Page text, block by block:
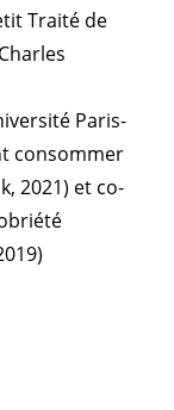
Traité de
Paris-
consommer
2021) et co-